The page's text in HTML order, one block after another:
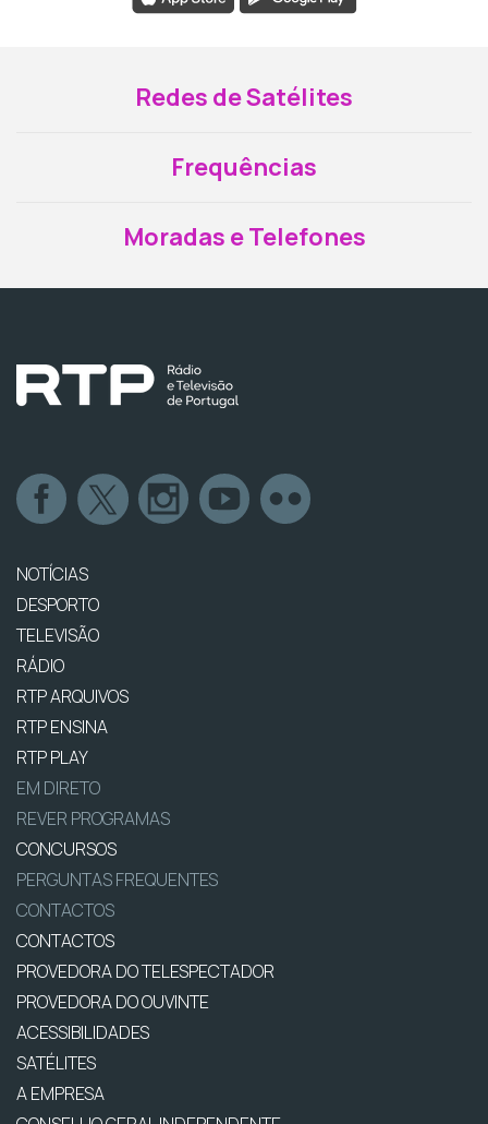
Redes de Satélites
Frequências
Moradas e Telefones
NOTÍCIAS
DESPORTO
TELEVISÃO
RÁDIO
RTP ARQUIVOS
RTP ENSINA
RTP PLAY
EM DIRETO
REVER PROGRAMAS
CONCURSOS
PERGUNTAS FREQUENTES
CONTACTOS
CONTACTOS
PROVEDORA DO TELESPECTADOR
PROVEDORA DO OUVINTE
ACESSIBILIDADES
SATÉLITES
A EMPRESA